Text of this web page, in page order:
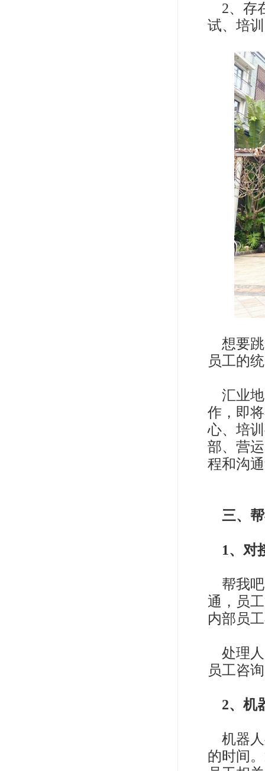
2、存
试、培
想要
员工的
汇业
作，即
心、培
部、营
程和沟
三、
1、对
帮我
通，员
内部员
处理
员工咨
2、机
机器
的时间